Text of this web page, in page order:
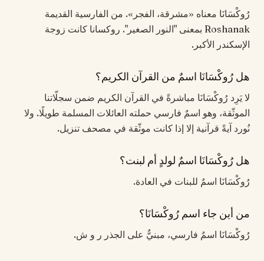
رُوكْسَانَا معناه «مشرقة، الفجر». من الفارسية القديمة
Roshanak بمعنى "النور الصغير". روكسانا كانت زوجة
الإسكندر الأكبر.
هل رُوكْسَانَا اسمٌ من القرآن الكريم؟
لا يَرِد رُوكْسَانَا مباشرةً في القرآن الكريم ضمن سجلّاتنا
الموثّقة، وهو اسمٌ فارسي حملته العائلات المسلمة طويلًا. ولا
نُورد آيةً قرآنية إلا إذا كانت موثّقة في مصحف تنزيل.
هل رُوكْسَانَا اسمٌ لولدٍ أم لبنت؟
رُوكْسَانَا اسمٌ للبنات في العادة.
من أين جاء اسم رُوكْسَانَا؟
رُوكْسَانَا اسمٌ فارسي، مبنيٌّ على الجذر ر و ش.